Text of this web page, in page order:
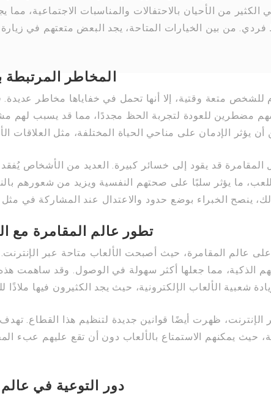
من الأحيان بالاحتفالات والمناسبات الاجتماعية، مما
من بين الخيارات المتاحة، يجد البعض متعتهم في
المخاطر المرتبطة
متعة وقتية، إلا أنها تحمل في خفاياها مخاطر عديدة.
مضطرين للعودة لتجربة الحظ مجددًا، مما قد يسبب لهم
قد يقود إلى خسائر كبيرة. العديد من الأشخاص
ما يؤثر سلبًا على صحتهم النفسية ويزيد من شعورهم
تطور عالم المقامرة مع
على عالم المقامرة، حيث أصبحت الألعاب متاحة عبر
الذكية، مما جعلها أكثر سهولة في الوصول. وقد ساهمت
الإنترنت، ظهرت أيضًا قوانين جديدة لتنظيم هذا القطاع. تهدف
حيث يمكنهم الاستمتاع بالألعاب دون أن تقع عليهم عبء
دور التوعية في